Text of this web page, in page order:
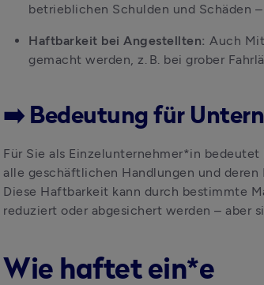
betrieblichen Schulden und Schäden
Haftbarkeit bei Angestellten: Auch
gemacht werden, z. B. bei grober
➡️ Bedeutung für
Für Sie als Einzelunternehmer*in
alle geschäftlichen Handlungen und
Diese Haftbarkeit kann durch bestimmte
reduziert oder abgesichert werden – aber
Wie haftet ein*e